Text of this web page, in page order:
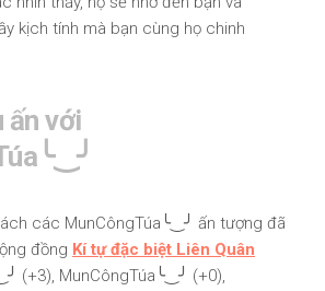
kịch tính mà bạn cùng họ chinh
ấn với
các MunCôngTúa╰‿╯ ấn tượng đã
đồng Kí tự đặc biệt Liên Quân
MunCôngTúa╰‿╯ (+0),